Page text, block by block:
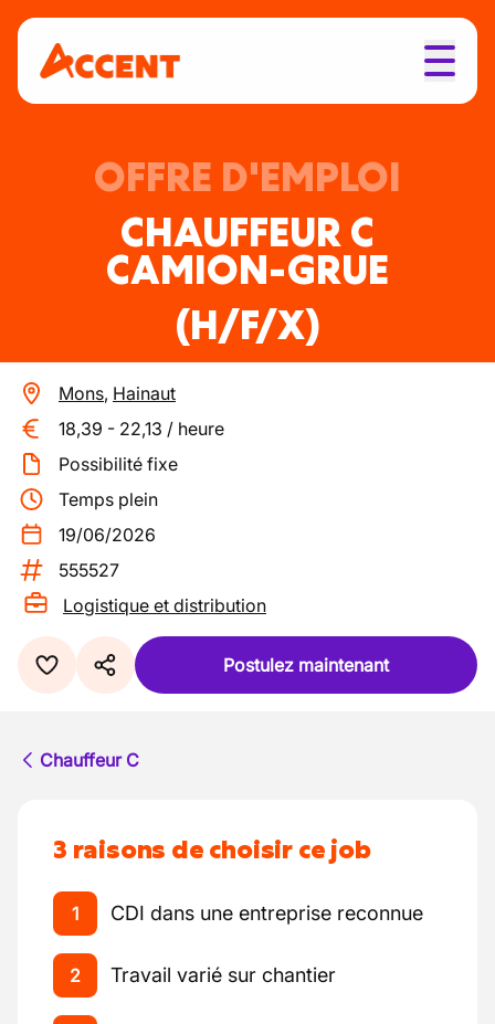
OFFRE D'EMPLOI
CHAUFFEUR C
CAMION-GRUE
(H/F/X)
Mons, Hainaut
18,39 - 22,13 / heure
Possibilité fixe
Temps plein
19/06/2026
555527
Logistique et distribution
Postulez maintenant
Chauffeur C
3 raisons de choisir ce job
1 CDI dans une entreprise reconnue
2 Travail varié sur chantier